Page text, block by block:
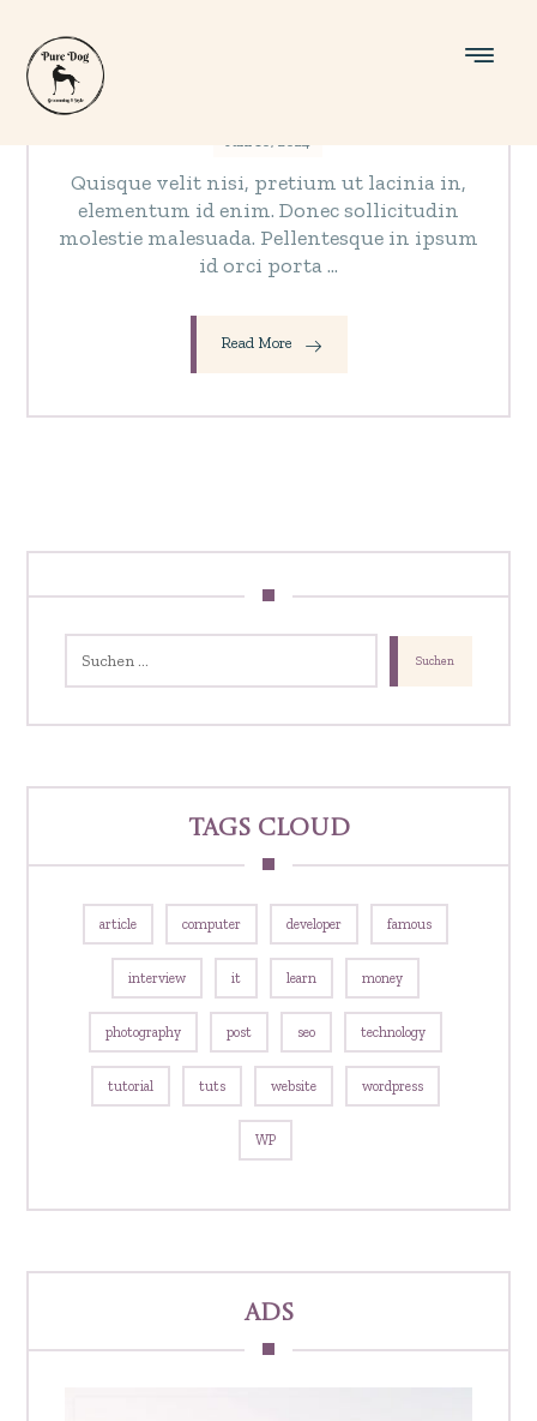
Juni 10, 2024
Quisque velit nisi, pretium ut lacinia in,
elementum id enim. Donec sollicitudin
molestie malesuada. Pellentesque in ipsum
id orci porta ...
Read More
Tags Cloud
article computer developer famous
interview it learn money
photography post seo technology
tutorial tuts website wordpress
WP
Ads